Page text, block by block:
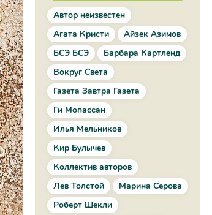
Автор неизвестен
Агата Кристи
Айзек Азимов
БСЭ БСЭ
Барбара Картленд
Вокруг Света
Газета Завтра Газета
Ги Мопассан
Илья Мельников
Кир Булычев
Коллектив авторов
Лев Толстой
Марина Серова
Роберт Шекли